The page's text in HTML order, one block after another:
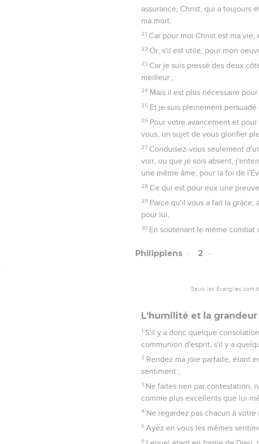
assurance, Christ, qui a toujours
ma mort.
21 Car pour moi Christ est ma vie,
22 Or, s'il est utile, pour mon
23 Car je suis pressé des deux
meilleur ;
24 Mais il est plus nécessaire
25 Et je suis pleinement
26 Pour votre avancement et
vous, un sujet de vous glorifier
27 Conduisez-vous seulement
voir, ou que je sois absent,
une même âme, pour la foi de
28 Ce qui est pour eux une
29 Parce qu'il vous a fait la
pour lui,
30 En soutenant le même combat
Philippiens 2
Seuls les Évangiles sont
L'humilité et la
1 S'il y a donc quelque
communion d'esprit, s'il y a
2 Rendez ma joie parfaite, étant
sentiment ;
3 Ne faites rien par contestation,
comme plus excellents que lui-
4 Ne regardez pas chacun à
5 Ayez en vous les mêmes
6